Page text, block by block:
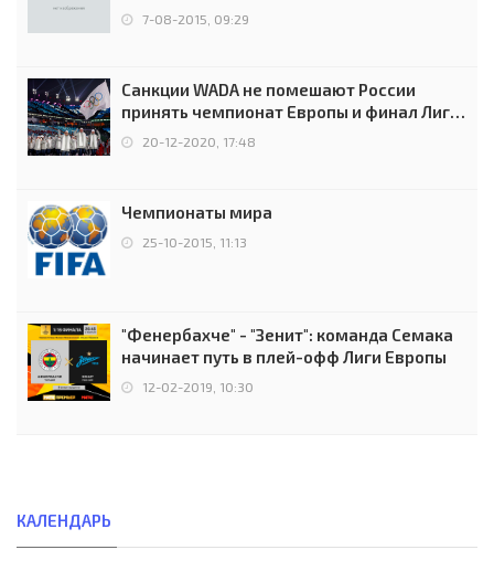
7-08-2015, 09:29
Санкции WADA не помешают России
принять чемпионат Европы и финал Лиги
чемпионов.
20-12-2020, 17:48
Чемпионаты мира
25-10-2015, 11:13
"Фенербахче" - "Зенит": команда Семака
начинает путь в плей-офф Лиги Европы
12-02-2019, 10:30
КАЛЕНДАРЬ